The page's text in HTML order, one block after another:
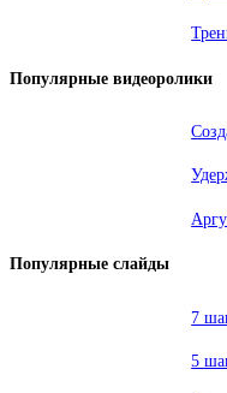
Популярные видеоролики
Популярные слайды
7
5